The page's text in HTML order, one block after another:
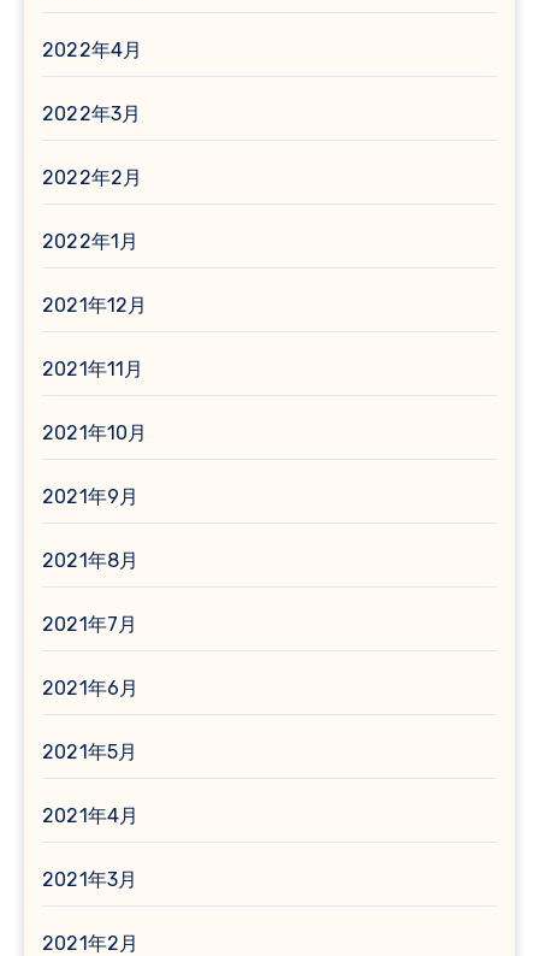
2022年4月
2022年3月
2022年2月
2022年1月
2021年12月
2021年11月
2021年10月
2021年9月
2021年8月
2021年7月
2021年6月
2021年5月
2021年4月
2021年3月
2021年2月